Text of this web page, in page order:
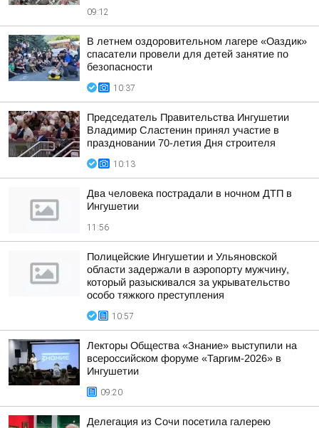
09:12
В летнем оздоровительном лагере «Оаздик»
спасатели провели для детей занятие по
безопасности
10:37
Председатель Правительства Ингушетии
Владимир Сластенин принял участие в
праздновании 70-летия Дня строителя
10:13
Два человека пострадали в ночном ДТП в
Ингушетии
11:56
Полицейские Ингушетии и Ульяновской
области задержали в аэропорту мужчину,
который разыскивался за укрывательство
особо тяжкого преступления
10:57
Лекторы Общества «Знание» выступили на
всероссийском форуме «Таргим-2026» в
Ингушетии
09:20
Делегация из Сочи посетила галерею